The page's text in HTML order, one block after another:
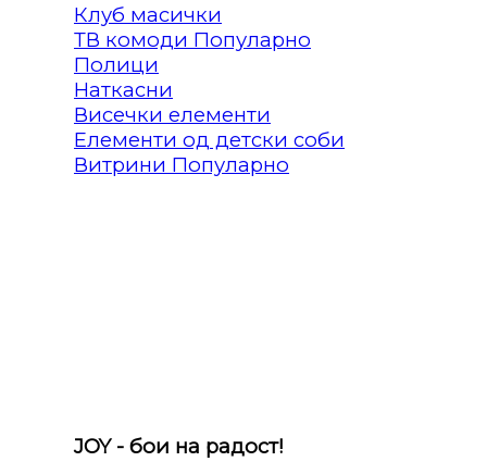
Клуб масички
ТВ комоди
Полици
Наткасни
Висечки елементи
Елементи од детски соби
Витрини
JOY - бои на радост!